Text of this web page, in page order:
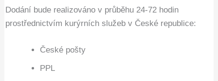
Dodání bude realizováno v průběhu 24-72 hodin
prostřednictvím kurýrních služeb v České republice:
České pošty
PPL